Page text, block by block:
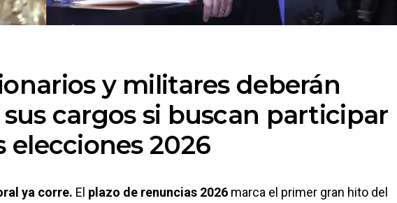
y militares deberán
cargos si buscan participar
elecciones 2026
ya corre. El plazo de renuncias 2026 marca el primer gran hito del